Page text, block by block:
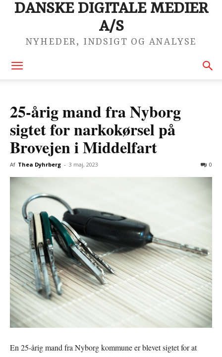
DANSKE DIGITALE MEDIER
A/S
NYHEDER, INDSIGT OG ANALYSE
25-årig mand fra Nyborg
sigtet for narkokørsel på
Brovejen i Middelfart
Af Thea Dyhrberg - 3 maj, 2023 0
En 25-årig mand fra Nyborg kommune er blevet sigtet for at